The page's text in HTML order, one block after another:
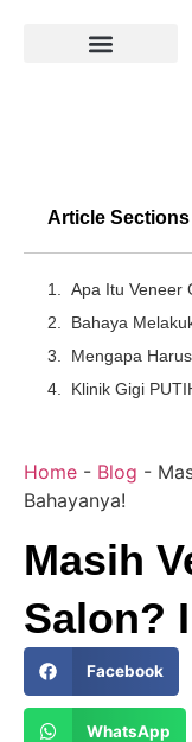
Article Sections
Apa Itu Veneer
Bahaya
Home - Blog -
Bahayanya!
Masih
Salon?
Facebook
WhatsApp